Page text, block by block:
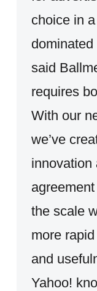
choice in
dominated
said
requires
With our
we’ve
innovation
the scale
more
and
Yahoo!